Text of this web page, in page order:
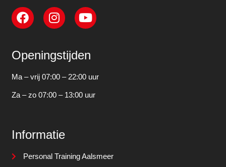
Openingstijden
Ma – vrij 07:00 – 22:00 uur
Za – zo 07:00 – 13:00 uur
Informatie
Personal Training Aalsmeer